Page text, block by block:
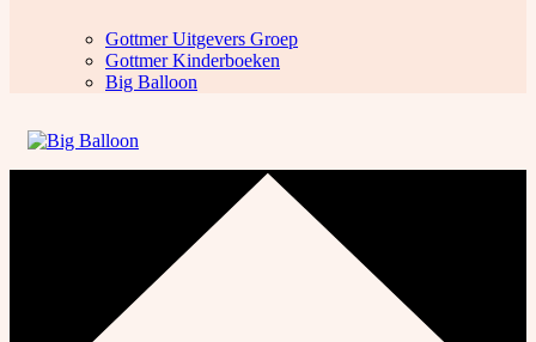
Gottmer Uitgevers Groep
Gottmer Kinderboeken
Big Balloon